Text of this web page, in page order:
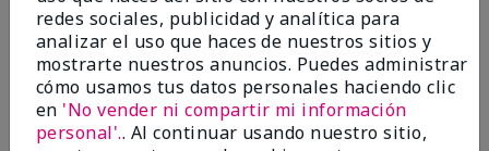
Quizás también te guste
redes sociales, publicidad y analítica para
analizar el uso que haces de nuestros sitios y
mostrarte nuestros anuncios. Puedes administrar
cómo usamos tus datos personales haciendo clic
en 'No vender ni compartir mi información
personal'.. Al continuar usando nuestro sitio,